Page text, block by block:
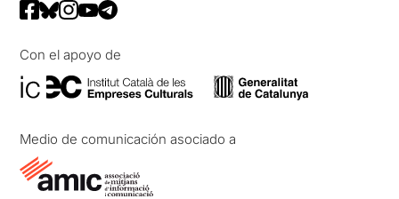
Con el apoyo de
Medio de comunicación asociado a